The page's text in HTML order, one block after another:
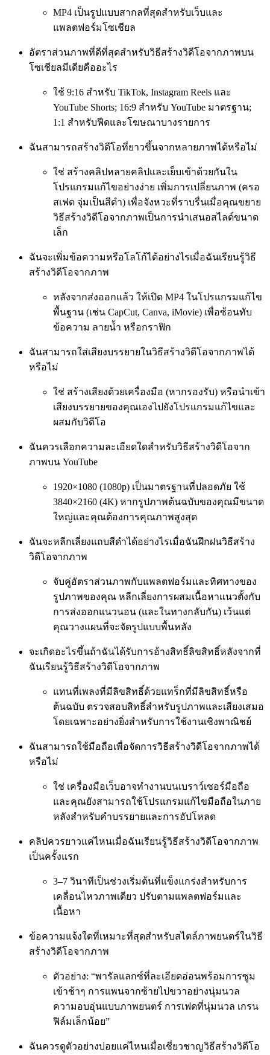
MP4 เป็นรูปแบบสากลที่สุดสำหรับเว็บและ
แพลตฟอร์มโซเชียล
อัตราส่วนภาพที่ดีที่สุดสำหรับวิธีสร้างวิดีโอจากภาพบน
โซเชียลมีเดียคืออะไร
ใช้ 9:16 สำหรับ TikTok, Instagram Reels และ
YouTube Shorts; 16:9 สำหรับ YouTube มาตรฐาน;
1:1 สำหรับฟีดและโฆษณาบางรายการ
ฉันสามารถสร้างวิดีโอที่ยาวขึ้นจากหลายภาพได้หรือไม่
ใช่ สร้างคลิปหลายคลิปและเย็บเข้าด้วยกันใน
โปรแกรมแก้ไขอย่างง่าย เพิ่มการเปลี่ยนภาพ (ครอ
สเฟด จุ่มเป็นสีดำ) เพื่อจังหวะที่ราบรื่นเมื่อคุณขยาย
วิธีสร้างวิดีโอจากภาพเป็นการนำเสนอสไลด์ขนาด
เล็ก
ฉันจะเพิ่มข้อความหรือโลโก้ได้อย่างไรเมื่อฉันเรียนรู้วิธี
สร้างวิดีโอจากภาพ
หลังจากส่งออกแล้ว ให้เปิด MP4 ในโปรแกรมแก้ไข
พื้นฐาน (เช่น CapCut, Canva, iMovie) เพื่อซ้อนทับ
ข้อความ ลายน้ำ หรือกราฟิก
ฉันสามารถใส่เสียงบรรยายในวิธีสร้างวิดีโอจากภาพได้
หรือไม่
ใช่ สร้างเสียงด้วยเครื่องมือ (หากรองรับ) หรือนำเข้า
เสียงบรรยายของคุณเองไปยังโปรแกรมแก้ไขและ
ผสมกับวิดีโอ
ฉันควรเลือกความละเอียดใดสำหรับวิธีสร้างวิดีโอจาก
ภาพบน YouTube
1920×1080 (1080p) เป็นมาตรฐานที่ปลอดภัย ใช้
3840×2160 (4K) หากรูปภาพต้นฉบับของคุณมีขนาด
ใหญ่และคุณต้องการคุณภาพสูงสุด
ฉันจะหลีกเลี่ยงแถบสีดำได้อย่างไรเมื่อฉันฝึกฝนวิธีสร้าง
วิดีโอจากภาพ
จับคู่อัตราส่วนภาพกับแพลตฟอร์มและทิศทางของ
รูปภาพของคุณ หลีกเลี่ยงการผสมเนื้อหาแนวตั้งกับ
การส่งออกแนวนอน (และในทางกลับกัน) เว้นแต่
คุณวางแผนที่จะจัดรูปแบบพื้นหลัง
จะเกิดอะไรขึ้นถ้าฉันได้รับการอ้างสิทธิ์ลิขสิทธิ์หลังจากที่
ฉันเรียนรู้วิธีสร้างวิดีโอจากภาพ
แทนที่เพลงที่มีลิขสิทธิ์ด้วยแทร็กที่มีลิขสิทธิ์หรือ
ต้นฉบับ ตรวจสอบสิทธิ์สำหรับรูปภาพและเสียงเสมอ
โดยเฉพาะอย่างยิ่งสำหรับการใช้งานเชิงพาณิชย์
ฉันสามารถใช้มือถือเพื่อจัดการวิธีสร้างวิดีโอจากภาพได้
หรือไม่
ใช่ เครื่องมือเว็บอาจทำงานบนเบราว์เซอร์มือถือ
และคุณยังสามารถใช้โปรแกรมแก้ไขมือถือในภาย
หลังสำหรับคำบรรยายและการอัปโหลด
คลิปควรยาวแค่ไหนเมื่อฉันเรียนรู้วิธีสร้างวิดีโอจากภาพ
เป็นครั้งแรก
3–7 วินาทีเป็นช่วงเริ่มต้นที่แข็งแกร่งสำหรับการ
เคลื่อนไหวภาพเดียว ปรับตามแพลตฟอร์มและ
เนื้อหา
ข้อความแจ้งใดที่เหมาะที่สุดสำหรับสไตล์ภาพยนตร์ในวิธี
สร้างวิดีโอจากภาพ
ตัวอย่าง: “พารัลแลกซ์ที่ละเอียดอ่อนพร้อมการซูม
เข้าช้าๆ การแพนจากซ้ายไปขวาอย่างนุ่มนวล
ความอบอุ่นแบบภาพยนตร์ การเฟดที่นุ่มนวล เกรน
ฟิล์มเล็กน้อย”
ฉันควรดูตัวอย่างบ่อยแค่ไหนเมื่อเชี่ยวชาญวิธีสร้างวิดีโอ